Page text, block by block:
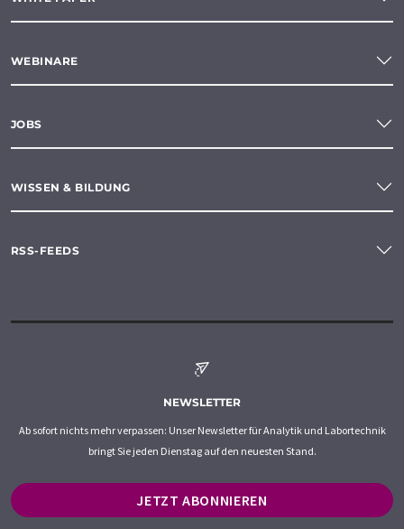
WEBINARE
JOBS
WISSEN & BILDUNG
RSS-FEEDS
NEWSLETTER
Ab sofort nichts mehr verpassen: Unser Newsletter für Analytik und Labortechnik
bringt Sie jeden Dienstag auf den neuesten Stand.
JETZT ABONNIEREN